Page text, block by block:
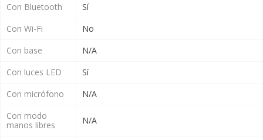
Con Bluetooth
Sí
Con Wi-Fi
No
Con base
N/A
Con luces LED
Sí
Con micrófono
N/A
Con modo
manos libres
N/A